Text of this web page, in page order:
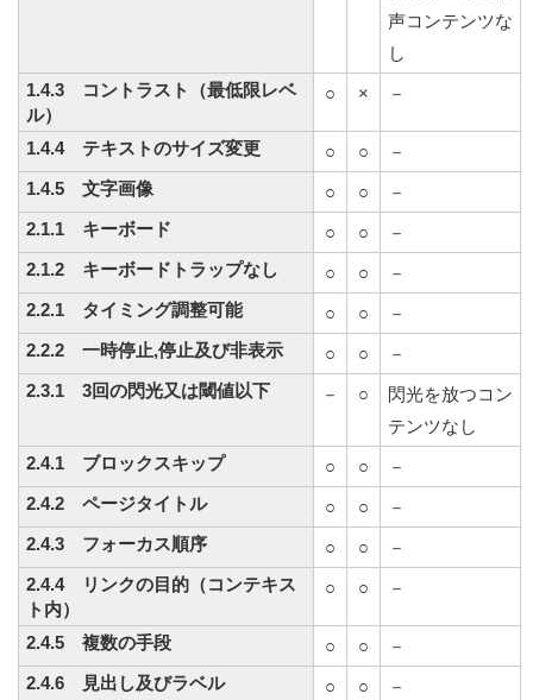
声コンテンツな
し
1.4.3 コントラスト（最低限レベ
ル）
○ × －
1.4.4 テキストのサイズ変更 ○ ○
－
1.4.5 文字画像
○ ○
－
2.1.1 キーボード
○ ○
－
2.1.2 キーボードトラップなし
○ ○
－
2.2.1 タイミング調整可能
○ ○
－
2.2.2 一時停止,停止及び非表示
○ ○
－
2.3.1 3回の閃光又は閾値以下
－ ○
閃光を放つコン
テンツなし
2.4.1 ブロックスキップ
○ ○
－
2.4.2 ページタイトル
○ ○
－
2.4.3 フォーカス順序
○ ○
－
2.4.4 リンクの目的（コンテキス
ト内）
○ ○ －
2.4.5 複数の手段 ○ ○
－
2.4.6 見出し及びラベル
○ ○
－